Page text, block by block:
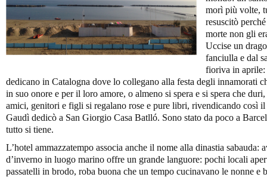
morì più volte,
resuscitò
morte non gli
Uccise un
fanciulla e dal
fioriva in aprile:
dedicano in Catalogna dove lo collegano alla festa degli innamorati
in suo onore e per il loro amore, o almeno si spera e si spera che
amici, genitori e figli si regalano rose e pure libri, rivendicando così
Gaudì dedicò a San Giorgio Casa Batlló. Sono stato da poco a
tutto si tiene.
L’hotel ammazzatempo associa anche il nome alla dinastia
d’inverno in luogo marino offre un grande languore: pochi locali
passatelli in brodo, roba buona che un tempo cucinavano le nonne e